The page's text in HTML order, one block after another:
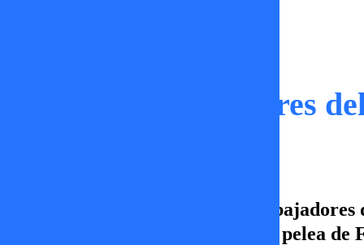
Sígueme Embajadores
En este capítulo de Sígueme
expulsión de Junior Playboy y la pelea